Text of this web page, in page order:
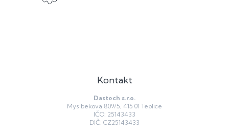
Kontakt
Dastech s.r.o.
Myslbekova 809/5, 415 01 Teplice
IČO: 25143433
DIČ: CZ25143433